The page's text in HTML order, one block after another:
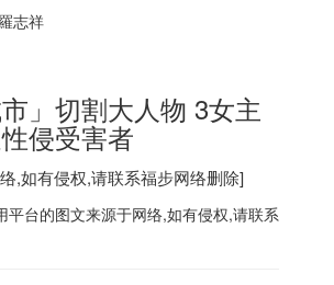
志祥
市」切割大人物 3女主
侵受害者
,如有侵权,请联系福步网络删除]
平台的图文来源于网络,如有侵权,请联系